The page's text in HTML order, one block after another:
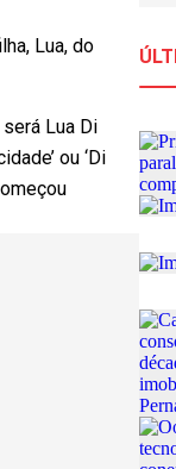
Lua, do
Lua Di
ou ‘Di